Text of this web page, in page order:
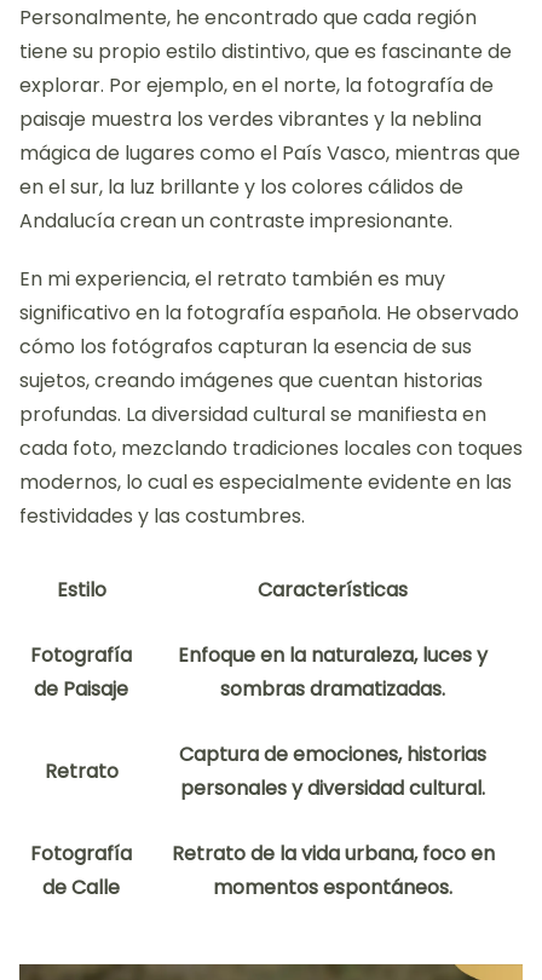
Personalmente, he encontrado que cada región
tiene su propio estilo distintivo, que es fascinante de
explorar. Por ejemplo, en el norte, la fotografía de
paisaje muestra los verdes vibrantes y la neblina
mágica de lugares como el País Vasco, mientras que
en el sur, la luz brillante y los colores cálidos de
Andalucía crean un contraste impresionante.
En mi experiencia, el retrato también es muy
significativo en la fotografía española. He observado
cómo los fotógrafos capturan la esencia de sus
sujetos, creando imágenes que cuentan historias
profundas. La diversidad cultural se manifiesta en
cada foto, mezclando tradiciones locales con toques
modernos, lo cual es especialmente evidente en las
festividades y las costumbres.
Estilo Características
Fotografía
de Paisaje
Enfoque en la naturaleza, luces y
sombras dramatizadas.
Retrato
Captura de emociones, historias
personales y diversidad cultural.
Fotografía
de Calle
Retrato de la vida urbana, foco en
momentos espontáneos.